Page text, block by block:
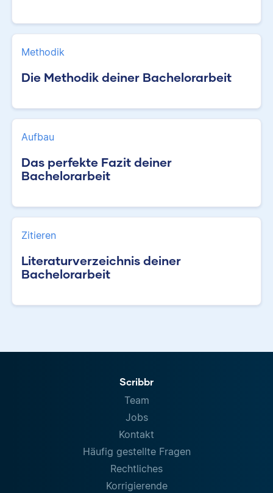
Methodik
Die Methodik deiner Bachelorarbeit
Aufbau
Das perfekte Fazit deiner
Bachelorarbeit
Zitieren
Literaturverzeichnis deiner
Bachelorarbeit
Scribbr
Team
Jobs
Kontakt
Häufig gestellte Fragen
Rechtliches
Korrigierende